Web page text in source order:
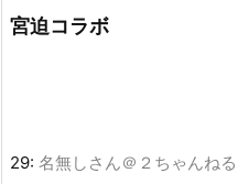
宮迫コラボ
29: 名無しさん＠２ちゃんねる